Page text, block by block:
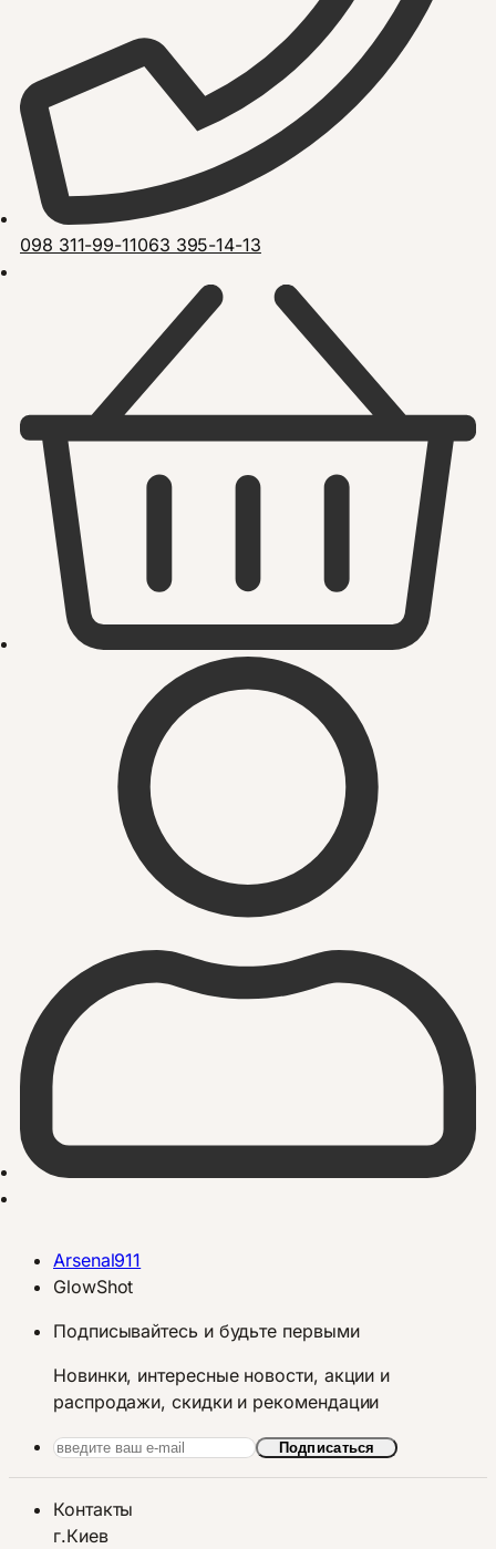
098 311-99-11063 395-14-13
Arsenal911
GlowShot
Подписывайтесь и будьте первыми
Новинки, интересные новости, акции и
распродажи, скидки и рекомендации
Подписаться
Контакты
г.Киев